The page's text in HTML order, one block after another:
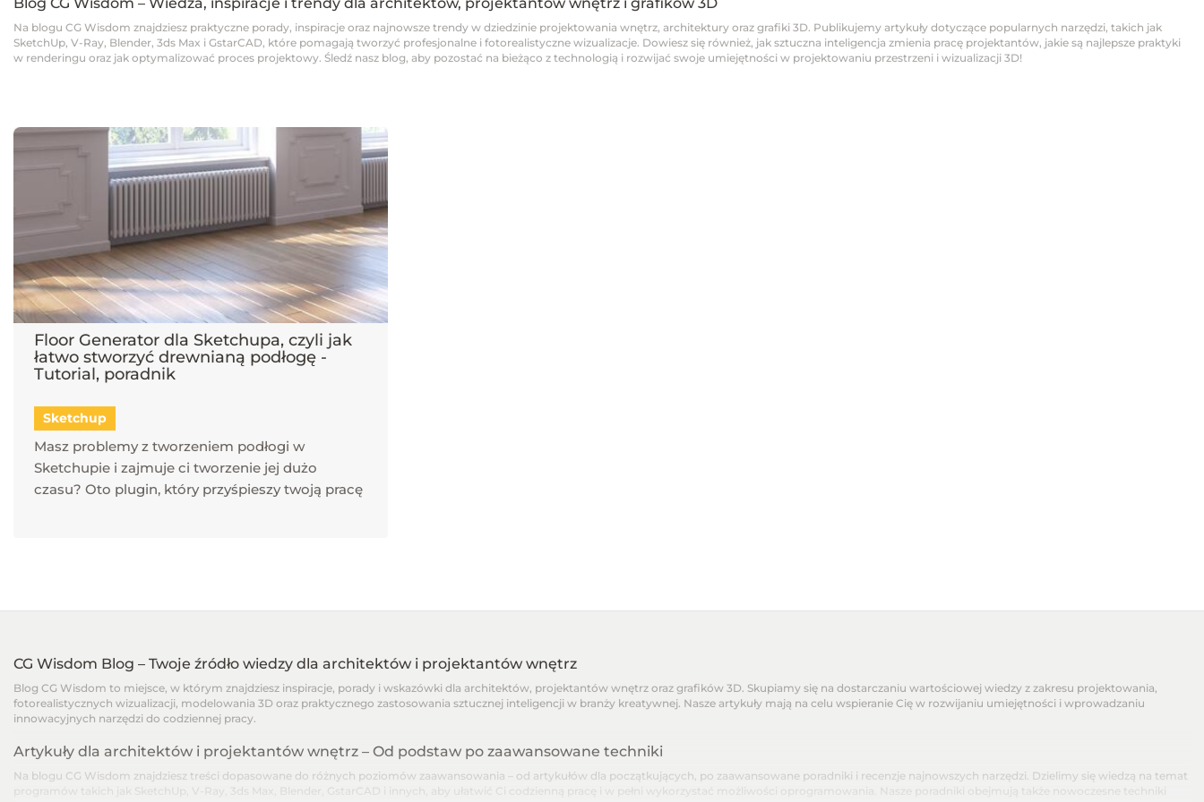
Na blogu CG Wisdom znajdziesz praktyczne porady, inspiracje oraz najnowsze trendy w dziedzinie projektowania wnętrz, architektury oraz grafiki 3D. Publikujemy artykuły dotyczące popularnych narzędzi, takich jak
SketchUp, V-Ray, Blender, 3ds Max i GstarCAD, które pomagają tworzyć profesjonalne i fotorealistyczne wizualizacje. Dowiesz się również, jak sztuczna inteligencja zmienia pracę projektantów, jakie są najlepsze praktyki
w renderingu oraz jak optymalizować proces projektowy. Śledź nasz blog, aby pozostać na bieżąco z technologią i rozwijać swoje umiejętności w projektowaniu przestrzeni i wizualizacji 3D!
Floor Generator dla Sketchupa, czyli jak
łatwo stworzyć drewnianą podłogę -
Tutorial, poradnik
Sketchup
Masz problemy z tworzeniem podłogi w
Sketchupie i zajmuje ci tworzenie jej dużo
czasu? Oto plugin, który przyśpieszy twoją pracę
CG Wisdom Blog – Twoje źródło wiedzy dla architektów i projektantów wnętrz
Blog CG Wisdom to miejsce, w którym znajdziesz inspiracje, porady i wskazówki dla architektów, projektantów wnętrz oraz grafików 3D. Skupiamy się na dostarczaniu wartościowej wiedzy z zakresu projektowania,
fotorealistycznych wizualizacji, modelowania 3D oraz praktycznego zastosowania sztucznej inteligencji w branży kreatywnej. Nasze artykuły mają na celu wspieranie Cię w rozwijaniu umiejętności i wprowadzaniu
innowacyjnych narzędzi do codziennej pracy.
Artykuły dla architektów i projektantów wnętrz – Od podstaw po zaawansowane techniki
Na blogu CG Wisdom znajdziesz treści dopasowane do różnych poziomów zaawansowania – od artykułów dla początkujących, po zaawansowane poradniki i recenzje najnowszych narzędzi. Dzielimy się wiedzą na temat
programów takich jak SketchUp, V-Ray, 3ds Max, Blender, GstarCAD i innych, aby ułatwić Ci codzienną pracę i w pełni wykorzystać możliwości oprogramowania. Nasze poradniki obejmują także nowoczesne techniki